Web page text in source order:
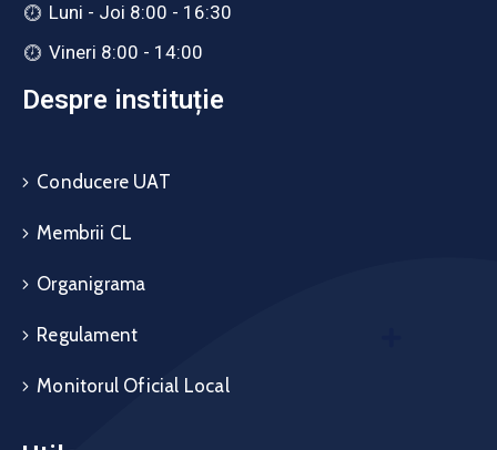
Luni - Joi 8:00 - 16:30
Vineri 8:00 - 14:00
Despre instituție
Conducere UAT
Membrii CL
Organigrama
Regulament
Monitorul Oficial Local